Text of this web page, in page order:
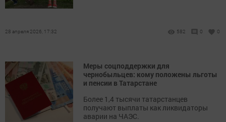
28 апреля 2026, 17:32 582 0 0
Меры соцподдержки для
чернобыльцев: кому положены льготы
и пенсии в Татарстане
Более 1,4 тысячи татарстанцев
получают выплаты как ликвидаторы
аварии на ЧАЭС.